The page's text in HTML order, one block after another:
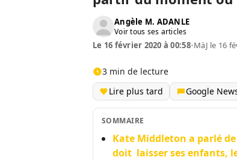
Angèle M. ADANLE
Voir tous ses articles
Le 16 février 2020 à 00:58•MàJ le 16
3 min de lecture
Lire plus tard
Google
SOMMAIRE
Kate Middleton a parlé
doit laisser ses enfants,